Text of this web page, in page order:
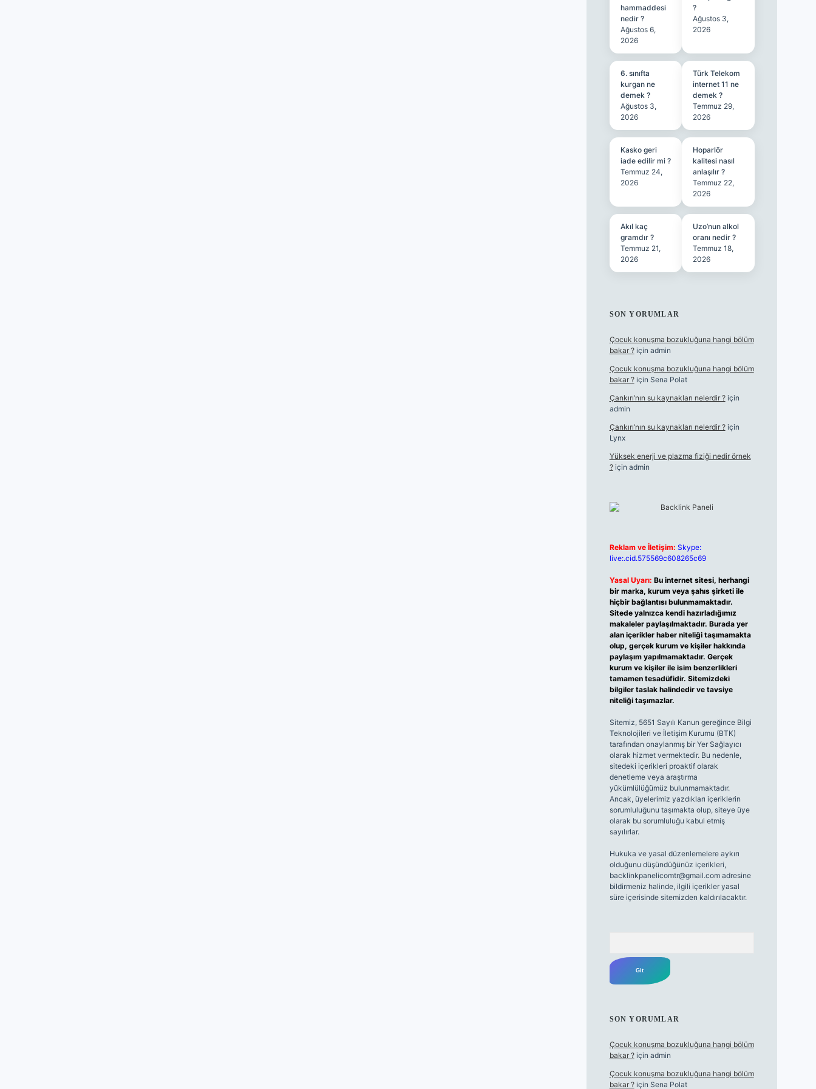
hammaddesi
nedir ?
Ağustos 6,
2026
?
Ağustos 3,
2026
6. sınıfta
kurgan ne
demek ?
Ağustos 3,
2026
Türk Telekom
internet 11 ne
demek ?
Temmuz 29,
2026
Kasko geri
iade edilir mi ?
Temmuz 24,
2026
Hoparlör
kalitesi nasıl
anlaşılır ?
Temmuz 22,
2026
Akıl kaç
gramdır ?
Temmuz 21,
2026
Uzo’nun alkol
oranı nedir ?
Temmuz 18,
2026
SON YORUMLAR
Çocuk konuşma bozukluğuna hangi bölüm
bakar ?için admin
Çocuk konuşma bozukluğuna hangi bölüm
bakar ?için Sena Polat
Çankırı’nın su kaynakları nelerdir ?için
admin
Çankırı’nın su kaynakları nelerdir ?için
Lynx
Yüksek enerji ve plazma fiziği nedir örnek
?için admin
Reklam ve İletişim: Skype:
live:.cid.575569c608265c69
Yasal Uyarı: Bu internet sitesi, herhangi
bir marka, kurum veya şahıs şirketi ile
hiçbir bağlantısı bulunmamaktadır.
Sitede yalnızca kendi hazırladığımız
makaleler paylaşılmaktadır. Burada yer
alan içerikler haber niteliği taşımamakta
olup, gerçek kurum ve kişiler hakkında
paylaşım yapılmamaktadır. Gerçek
kurum ve kişiler ile isim benzerlikleri
tamamen tesadüfidir. Sitemizdeki
bilgiler taslak halindedir ve tavsiye
niteliği taşımazlar.
Sitemiz, 5651 Sayılı Kanun gereğince Bilgi
Teknolojileri ve İletişim Kurumu (BTK)
tarafından onaylanmış bir Yer Sağlayıcı
olarak hizmet vermektedir. Bu nedenle,
sitedeki içerikleri proaktif olarak
denetleme veya araştırma
yükümlülüğümüz bulunmamaktadır.
Ancak, üyelerimiz yazdıkları içeriklerin
sorumluluğunu taşımakta olup, siteye üye
olarak bu sorumluluğu kabul etmiş
sayılırlar.
Hukuka ve yasal düzenlemelere aykırı
olduğunu düşündüğünüz içerikleri,
backlinkpanelicomtr@gmail.comadresine
bildirmeniz halinde, ilgili içerikler yasal
süre içerisinde sitemizden kaldırılacaktır.
SON YORUMLAR
Çocuk konuşma bozukluğuna hangi bölüm
bakar ?için admin
Çocuk konuşma bozukluğuna hangi bölüm
bakar ?için Sena Polat